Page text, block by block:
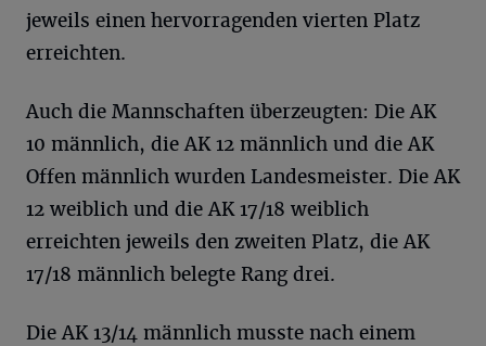
jeweils einen hervorragenden vierten Platz
erreichten.
Auch die Mannschaften überzeugten: Die AK
10 männlich, die AK 12 männlich und die AK
Offen männlich wurden Landesmeister. Die AK
12 weiblich und die AK 17/18 weiblich
erreichten jeweils den zweiten Platz, die AK
17/18 männlich belegte Rang drei.
Die AK 13/14 männlich musste nach einem